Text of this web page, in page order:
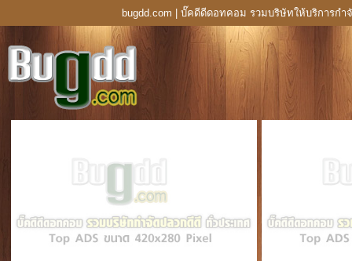
bugdd.com | บั๊คดีดีดอทคอม รวมบริษัทให้บริการกำ